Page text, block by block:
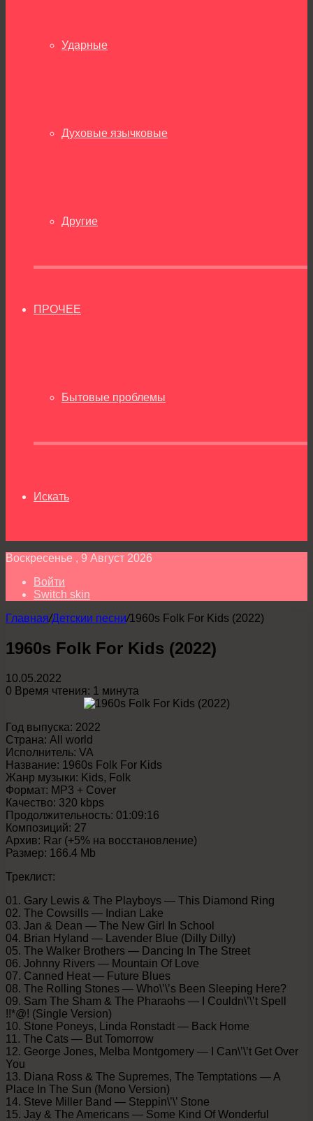
Ударные
Духовые язычковые
Другие
ПРОЧЕЕ
Бытовые проблемы
Искать
Воскресенье , 9 Август 2026
Войти
Switch skin
Главная/Детскии песни/1960s Folk For Kids (2022)
1960s Folk For Kids (2022)
10.05.2022
0 Время чтения: 1 минута
Год выпуска: 2022
Страна: All world
Исполнитель: VA
Название: 1960s Folk For Kids
Жанр музыки: Kids, Folk
Формат: MP3 + Cover
Качество: 320 kbps
Продолжительность: 01:09:16
Композиций: 27
Архив: Rar (+5% на восстановление)
Размер: 166.4 Mb
Треклист:
01. Gary Lewis & The Playboys — This Diamond Ring
02. The Cowsills — Indian Lake
03. Jan & Dean — The New Girl In School
04. Brian Hyland — Lavender Blue (Dilly Dilly)
05. The Walker Brothers — Dancing In The Street
06. Johnny Rivers — Mountain Of Love
07. Canned Heat — Future Blues
08. The Rolling Stones — Who\’\’s Been Sleeping Here?
09. Sam The Sham & The Pharaohs — I Couldn\’\’t Spell
!!*@! (Single Version)
10. Stone Poneys, Linda Ronstadt — Back Home
11. The Cats — But Tomorrow
12. George Jones, Melba Montgomery — I Can\’\’t Get Over
You
13. Diana Ross & The Supremes, The Temptations — A
Place In The Sun (Mono Version)
14. Steve Miller Band — Steppin\’\’ Stone
15. Jay & The Americans — Some Kind Of Wonderful